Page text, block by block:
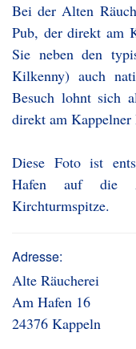
Bei der Alten
Pub, der direkt am
Sie neben den
Kilkenny) auch
Besuch lohnt sich
direkt am
Diese Foto ist
Hafen auf die
Kirchturmspitze.
Adresse:
Alte Räucherei
Am Hafen 16
24376 Kappeln